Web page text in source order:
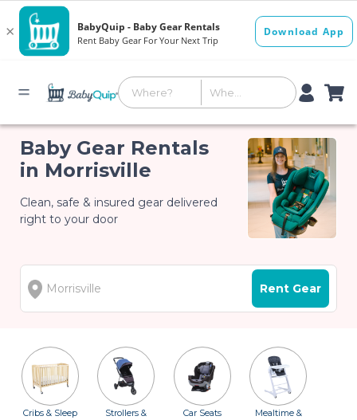
Baby Gear Rentals
in Morrisville
Clean, safe & insured gear delivered
right to your door
Rent Gear
Cribs & Sleep
Strollers &
Car Seats
Mealtime &